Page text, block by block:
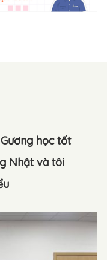
Gương học tốt
Nhật và tôi